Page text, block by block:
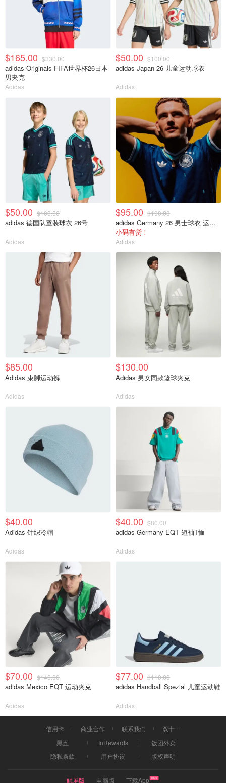
$165.00 $330.00
adidas Originals FIFA世界杯26日本
男夹克
Adidas
$50.00 $100.00
adidas Japan 26 儿童运动球衣
Adidas
$50.00 $100.00
adidas 德国队童装球衣 26号
Adidas
$95.00 $190.00
adidas Germany 26 男士球衣 运动款
小码有货！
Adidas
$85.00
Adidas 束脚运动裤
Adidas
$130.00
Adidas 男女同款篮球夹克
Adidas
$40.00
Adidas 针织冷帽
Adidas
$40.00 $80.00
adidas Germany EQT 短袖T恤
Adidas
$70.00 $140.00
adidas Mexico EQT 运动夹克
Adidas
$77.00 $110.00
adidas Handball Spezial 儿童运动鞋
Adidas
信用卡 商业合作 联系我们
双十一
黑五
InRewards
饭团外卖
隐私条款
用户协议 版权声明
触屏版 电脑版 下载App